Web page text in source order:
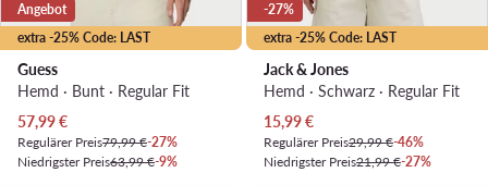
extra -25% Code: LAST
Angebot
Guess
Hemd · Bunt · Regular Fit
Aktueller Preis
57,99€
Regulärer Preis79,99 €-27%
Niedrigster Preis63,99 €-9%
extra -25% Code: LAST
-27%
Jack & Jones
Hemd · Schwarz · Regular Fit
Aktueller Preis
15,99€
Regulärer Preis29,99 €-46%
Niedrigster Preis21,99 €-27%